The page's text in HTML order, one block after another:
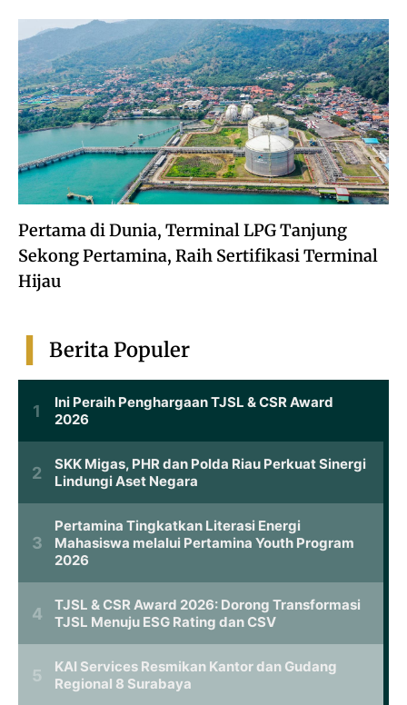
Pertama di Dunia, Terminal LPG Tanjung
Sekong Pertamina, Raih Sertifikasi Terminal
Hijau
Berita Populer